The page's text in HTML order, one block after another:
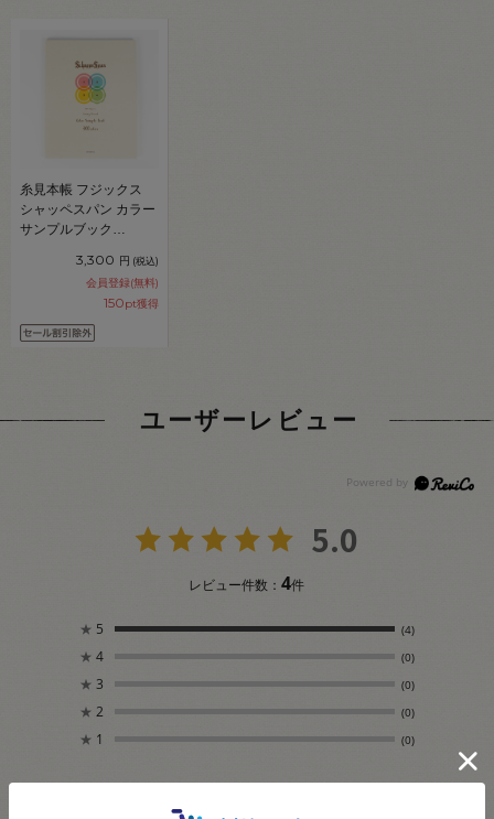
糸見本帳 フジックス
シャッペスパン カラー
サンプルブック
3,300 円 (税込)
会員登録(無料)
150pt獲得
ユーザーレビュー
5.0
レビュー件数：4件
★ 5 (4)
★ 4 (0)
★ 3 (0)
★ 2 (0)
★ 1 (0)